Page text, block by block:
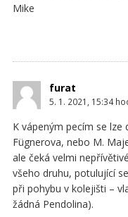
Mike
furat
5. 1. 2021, 15:34
K vápeným pecím se
Fügnerova, nebo M.
ale čeká velmi
všeho druhu, potulující
při pohybu v kolejišti –
žádná Pendolina).